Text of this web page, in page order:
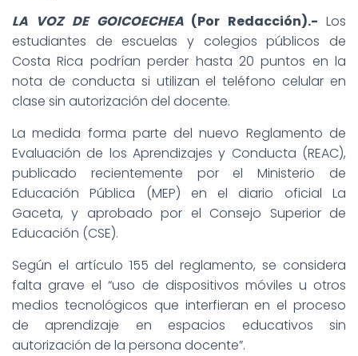
LA VOZ DE GOICOECHEA(Por Redacción).- Los
estudiantes de escuelas y colegios públicos de
Costa Rica podrían perder hasta 20 puntos en la
nota de conducta si utilizan el teléfono celular en
clase sin autorización del docente.
La medida forma parte del nuevo Reglamento de
Evaluación de los Aprendizajes y Conducta (REAC),
publicado recientemente por el Ministerio de
Educación Pública (MEP) en el diario oficial La
Gaceta, y aprobado por el Consejo Superior de
Educación (CSE).
Según el artículo 155 del reglamento, se considera
falta grave el “uso de dispositivos móviles u otros
medios tecnológicos que interfieran en el proceso
de aprendizaje en espacios educativos sin
autorización de la persona docente”.